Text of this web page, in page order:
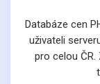
Databáze cen
uživateli
pro celou